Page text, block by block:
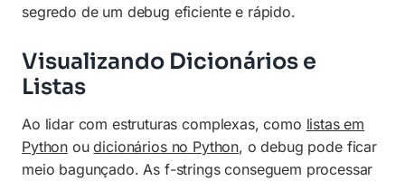
segredo de um debug eficiente e rápido.
Visualizando Dicionários e
Listas
Ao lidar com estruturas complexas, como listas em
Python oudicionários no Python, o debug pode ficar
meio bagunçado. As f-strings conseguem processar